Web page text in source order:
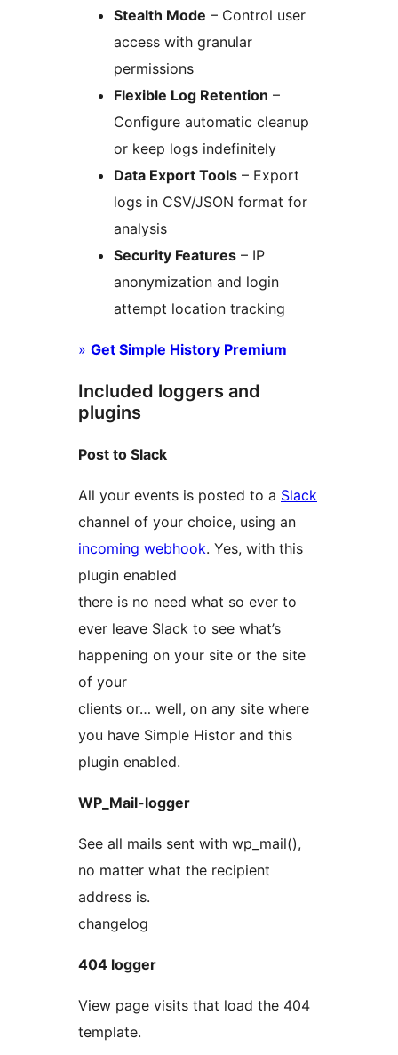
Stealth Mode – Control user
access with granular
permissions
Flexible Log Retention –
Configure automatic cleanup
or keep logs indefinitely
Data Export Tools – Export
logs in CSV/JSON format for
analysis
Security Features – IP
anonymization and login
attempt location tracking
» Get Simple History Premium
Included loggers and
plugins
Post to Slack
All your events is posted to a Slack
channel of your choice, using an
incoming webhook. Yes, with this
plugin enabled
there is no need what so ever to
ever leave Slack to see what’s
happening on your site or the site
of your
clients or… well, on any site where
you have Simple Histor and this
plugin enabled.
WP_Mail-logger
See all mails sent with wp_mail(),
no matter what the recipient
address is.
changelog
404 logger
View page visits that load the 404
template.